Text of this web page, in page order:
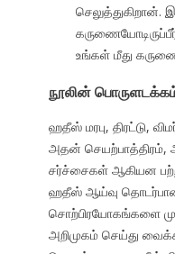
செலுத்துகிறான்.
உங்கள் மீது
நூலின்
ஹதீஸ் மரபு, திரட்டு,
அதன் செயற்பாத்திரம்,
சர்ச்சைகள் ஆகியன
ஹதீஸ் ஆய்வு தொடர்பான
சொற்பிரயோகங்களை
அறிமுகம் செய்து